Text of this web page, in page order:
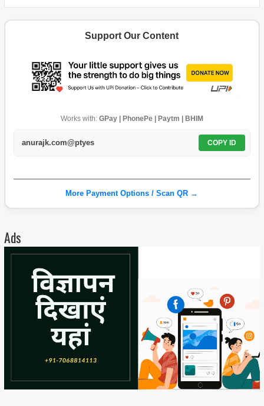
Support Our Content
Works with: GPay | PhonePe | Paytm | BHIM
anurajk.com@ptyes COPY ID
More Payment Options / Scan QR →
Ads